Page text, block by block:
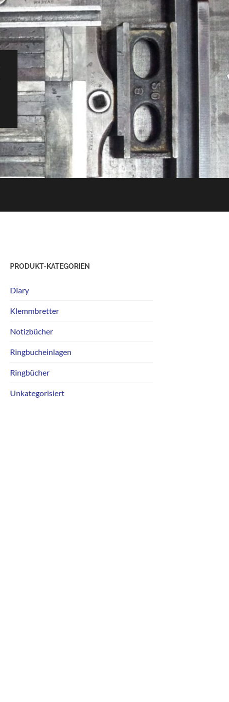
PRODUKT-KATEGORIEN
Diary
Klemmbretter
Notizbücher
Ringbucheinlagen
Ringbücher
Unkategorisiert